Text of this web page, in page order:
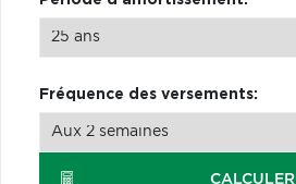
Fréquence des versements:
CALCULER